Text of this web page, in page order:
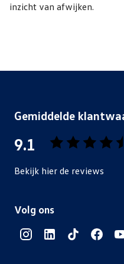
inzicht van afwijken.
Gemiddelde
9.1
Bekijk hier de reviews
van
sterren
Volg ons